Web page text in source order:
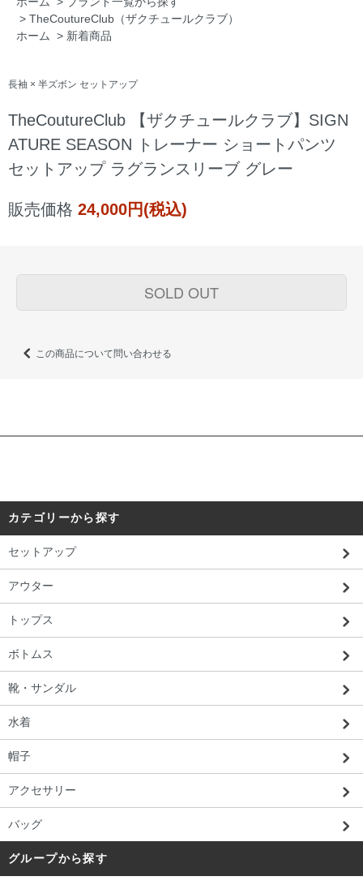
> TheCoutureClub（ザクチュールクラブ）
ホーム > 新着商品
長袖 × 半ズボン セットアップ
TheCoutureClub 【ザクチュールクラブ】SIGN
ATURE SEASON トレーナー ショートパンツ
セットアップ ラグランスリーブ グレー
販売価格 24,000円(税込)
SOLD OUT
この商品について問い合わせる
カテゴリーから探す
セットアップ
アウター
トップス
ボトムス
靴・サンダル
水着
帽子
アクセサリー
バッグ
グループから探す